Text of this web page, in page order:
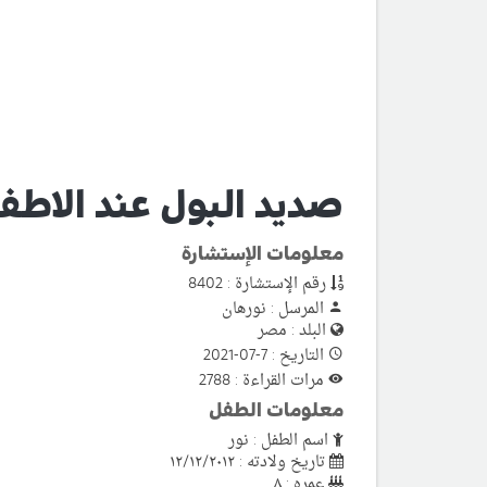
صديد البول عند
معلومات الإستشارة
رقم الإستشارة : 8402
المرسل : نورهان
البلد : مصر
التاريخ : 7-07-2021
مرات القراءة : 2788
معلومات الطفل
اسم الطفل : نور
تاريخ ولادته : ١٢/١٢/٢٠١٢